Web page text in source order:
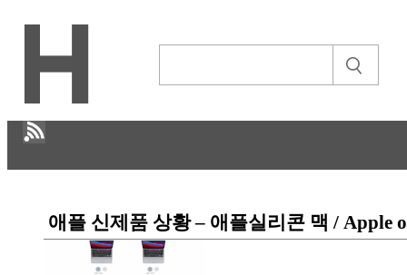
CULTURE
ECONOMY
애플 신제품 상황 – 애플실리콘 맥 / Apple